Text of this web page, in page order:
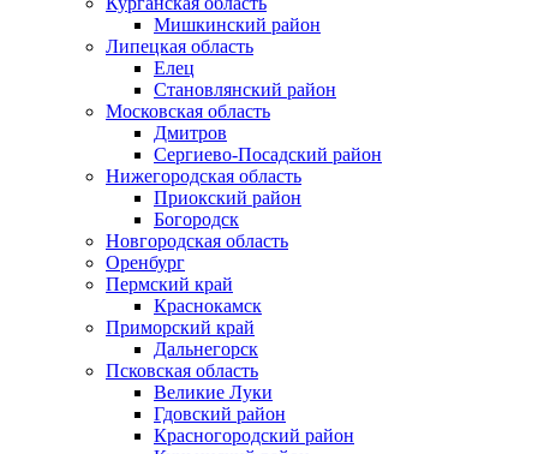
Мишкинский район
Липецкая область
Елец
Становлянский район
Московская область
Дмитров
Сергиево-Посадский район
Нижегородская область
Приокский район
Богородск
Новгородская область
Оренбург
Пермский край
Краснокамск
Приморский край
Дальнегорск
Псковская область
Великие Луки
Гдовский район
Красногородский район